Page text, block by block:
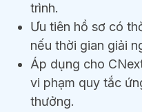
trình.
Ưu tiên hồ sơ có
nếu thời gian giải
Áp dụng cho
vi phạm quy tắc
thưởng.